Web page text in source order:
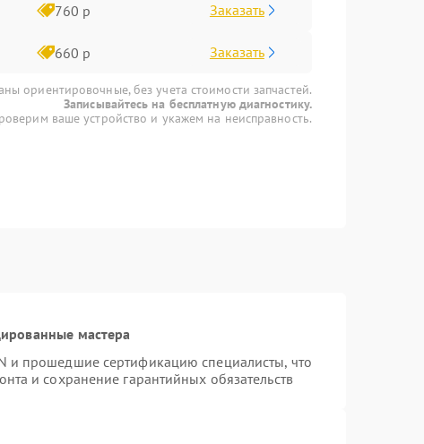
760 р Заказать
660 р Заказать
ориентировочные, без учета стоимости запчастей.
Записывайтесь на бесплатную диагностику.
ваше устройство и укажем на неисправность.
мастера
и прошедшие сертификацию специалисты, что
и сохранение гарантийных обязательств